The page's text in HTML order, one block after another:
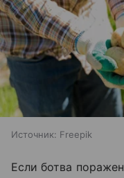
Источник: Freepik
Если ботва